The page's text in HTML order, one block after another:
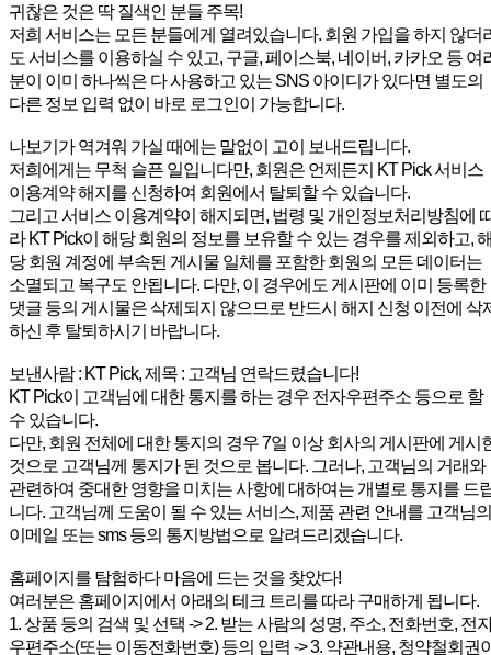
귀찮은 것은 딱 질색인 분들 주목!
저희 서비스는 모든 분들에게 열려있습니다. 회원 가입을 하지 않더
도 서비스를 이용하실 수 있고, 구글, 페이스북, 네이버, 카카오 등 여
분이 이미 하나씩은 다 사용하고 있는 SNS 아이디가 있다면 별도의
다른 정보 입력 없이 바로 로그인이 가능합니다.
나보기가 역겨워 가실 때에는 말없이 고이 보내드립니다.
저희에게는 무척 슬픈 일입니다만, 회원은 언제든지 KT Pick 서비스
이용계약 해지를 신청하여 회원에서 탈퇴할 수 있습니다.
그리고 서비스 이용계약이 해지되면, 법령 및 개인정보처리방침에
라 KT Pick이 해당 회원의 정보를 보유할 수 있는 경우를 제외하고,
당 회원 계정에 부속된 게시물 일체를 포함한 회원의 모든 데이터는
소멸되고 복구도 안됩니다. 다만, 이 경우에도 게시판에 이미 등록한
댓글 등의 게시물은 삭제되지 않으므로 반드시 해지 신청 이전에 삭
하신 후 탈퇴하시기 바랍니다.
보낸사람 : KT Pick, 제목 : 고객님 연락드렸습니다!
KT Pick이 고객님에 대한 통지를 하는 경우 전자우편주소 등으로 할
수 있습니다.
다만, 회원 전체에 대한 통지의 경우 7일 이상 회사의 게시판에 게시
것으로 고객님께 통지가 된 것으로 봅니다. 그러나, 고객님의 거래와
관련하여 중대한 영향을 미치는 사항에 대하여는 개별로 통지를 드
니다. 고객님께 도움이 될 수 있는 서비스, 제품 관련 안내를 고객님의
이메일 또는 sms 등의 통지방법으로 알려드리겠습니다.
홈페이지를 탐험하다 마음에 드는 것을 찾았다!
여러분은 홈페이지에서 아래의 테크 트리를 따라 구매하게 됩니다.
1. 상품 등의 검색 및 선택 -> 2. 받는 사람의 성명, 주소, 전화번호, 전
우편주소(또는 이동전화번호) 등의 입력 -> 3. 약관내용, 청약철회권